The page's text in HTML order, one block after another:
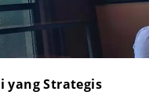
yang Strategis